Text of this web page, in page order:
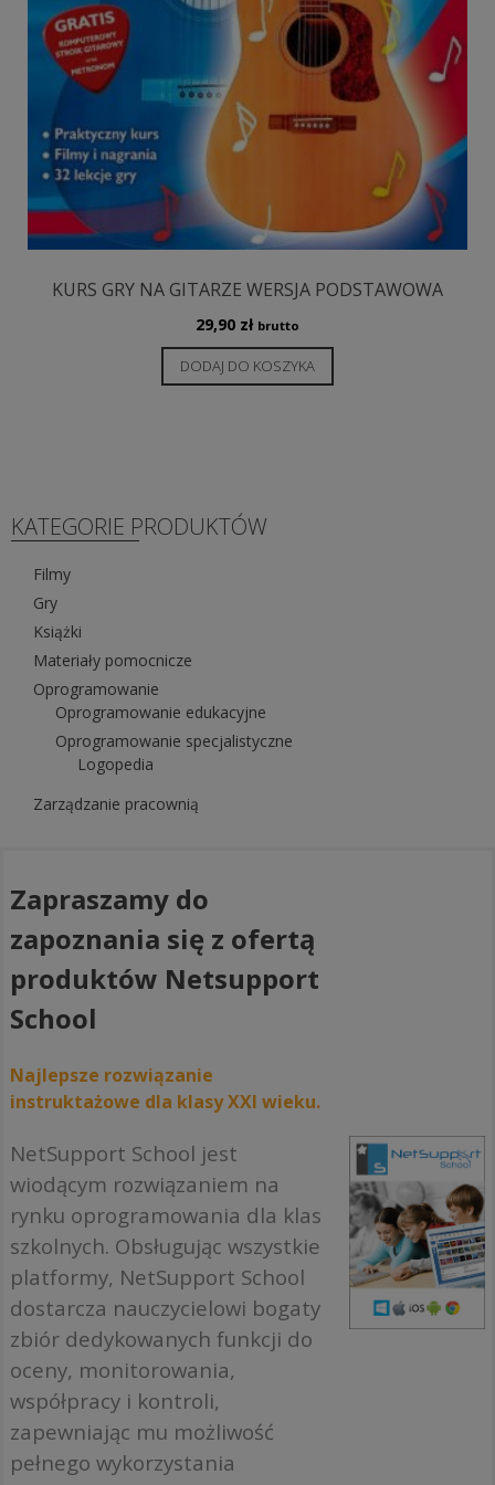
KURS GRY NA GITARZE WERSJA PODSTAWOWA
29,90 zł brutto
DODAJ DO KOSZYKA
KATEGORIE PRODUKTÓW
Filmy
Gry
Książki
Materiały pomocnicze
Oprogramowanie
Oprogramowanie edukacyjne
Oprogramowanie specjalistyczne
Logopedia
Zarządzanie pracownią
Zapraszamy do
zapoznania się z ofertą
produktów Netsupport
School
Najlepsze rozwiązanie
instruktażowe dla klasy XXI wieku.
NetSupport School jest
wiodącym rozwiązaniem na
rynku oprogramowania dla klas
szkolnych. Obsługując wszystkie
platformy, NetSupport School
dostarcza nauczycielowi bogaty
zbiór dedykowanych funkcji do
oceny, monitorowania,
współpracy i kontroli,
zapewniając mu możliwość
pełnego wykorzystania